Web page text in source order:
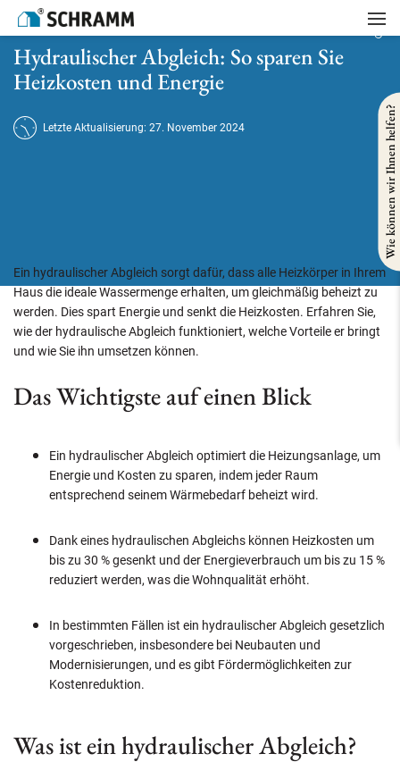
Startseite
Hydraulischer Abgleich: So sparen Sie Heizkosten und Energie
Hydraulischer Abgleich: So sparen Sie
Heizkosten und Energie
Letzte Aktualisierung: 27. November 2024
Ein hydraulischer Abgleich sorgt dafür, dass alle Heizkörper in Ihrem
Haus die ideale Wassermenge erhalten, um gleichmäßig beheizt zu
werden. Dies spart Energie und senkt die Heizkosten. Erfahren Sie,
wie der hydraulische Abgleich funktioniert, welche Vorteile er bringt
und wie Sie ihn umsetzen können.
Das Wichtigste auf einen Blick
Ein hydraulischer Abgleich optimiert die Heizungsanlage, um
Energie und Kosten zu sparen, indem jeder Raum
entsprechend seinem Wärmebedarf beheizt wird.
Dank eines hydraulischen Abgleichs können Heizkosten um
bis zu 30 % gesenkt und der Energieverbrauch um bis zu 15 %
reduziert werden, was die Wohnqualität erhöht.
In bestimmten Fällen ist ein hydraulischer Abgleich gesetzlich
vorgeschrieben, insbesondere bei Neubauten und
Modernisierungen, und es gibt Fördermöglichkeiten zur
Kostenreduktion.
Was ist ein hydraulischer Abgleich?
Wie können wir Ihnen helfen?